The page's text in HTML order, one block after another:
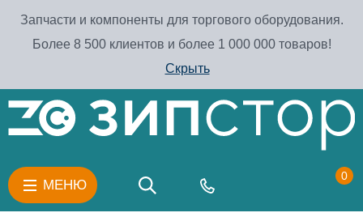
Запчасти и компоненты для торгового оборудования.
Более 8 500 клиентов и более 1 000 000 товаров!
Скрыть
МЕНЮ
0